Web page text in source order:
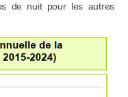
de nuit pour les autres